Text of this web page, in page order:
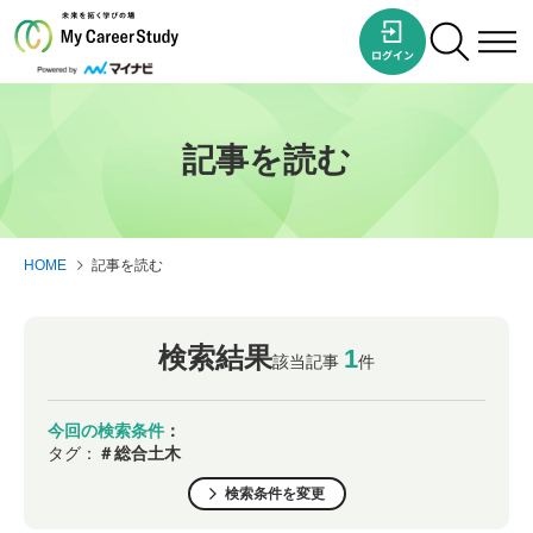
記事を読む
HOME 記事を読む
検索結果該当記事 1件
今回の検索条件 ：
タグ： ＃総合土木
検索条件を変更